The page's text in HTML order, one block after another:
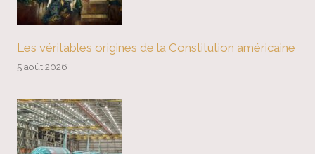
Les véritables origines de la Constitution américaine
5 août 2026